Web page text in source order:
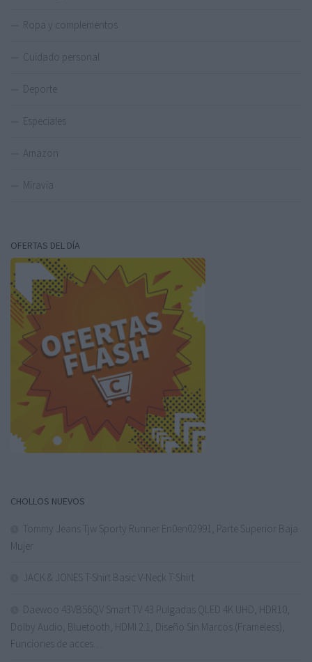
Ropa y complementos
Cuidado personal
Deporte
Especiales
Amazon
Miravia
OFERTAS DEL DÍA
CHOLLOS NUEVOS
Tommy Jeans Tjw Sporty Runner En0en02991, Parte Superior Baja
Mujer
JACK & JONES T-Shirt Basic V-Neck T-Shirt
Daewoo 43VB56QV Smart TV 43 Pulgadas QLED 4K UHD, HDR10,
Dolby Audio, Bluetooth, HDMI 2.1, Diseño Sin Marcos (Frameless),
Funciones de acces…